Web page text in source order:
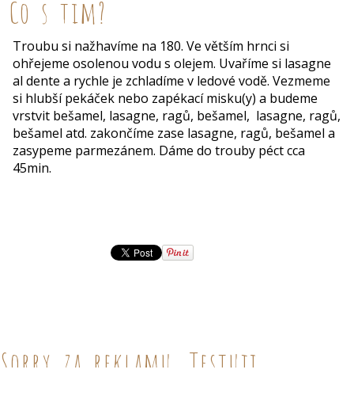
Co s tím?
Troubu si nažhavíme na 180. Ve větším hrnci si
ohřejeme osolenou vodu s olejem. Uvaříme si lasagne
al dente a rychle je zchladíme v ledové vodě. Vezmeme
si hlubší pekáček nebo zapékací misku(y) a budeme
vrstvit bešamel, lasagne, ragů, bešamel, lasagne, ragů,
bešamel atd. zakončíme zase lasagne, ragů, bešamel a
zasypeme parmezánem. Dáme do trouby péct cca
45min.
Sorry za reklamu. Testuji.